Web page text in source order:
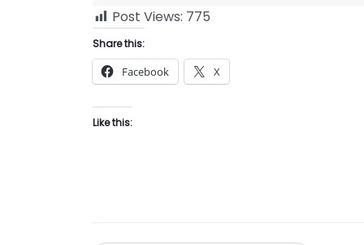
Post Views: 775
Share this:
Facebook X
Like this: